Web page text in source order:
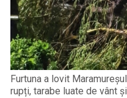
Furtuna a lovit
rupți, tarabe luate de vânt